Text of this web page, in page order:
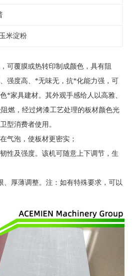
米淀粉
可覆膜或热转印制成颜色，具有阻
强度高、*无味无，抗*化能力强，可
*家具建材。其外观手感给人以高雅、
燃，经过烤漆工艺处理的板材颜色光
型消费者使用。
气泡，使板材更密实；
性及强度。该机可随意上下调节，生
、厚薄调整。注：如有特殊要求，可以